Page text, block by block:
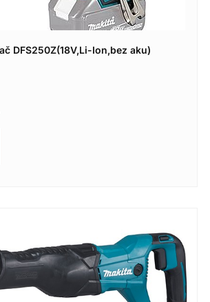
DFS250Z(18V,Li-Ion,bez aku)